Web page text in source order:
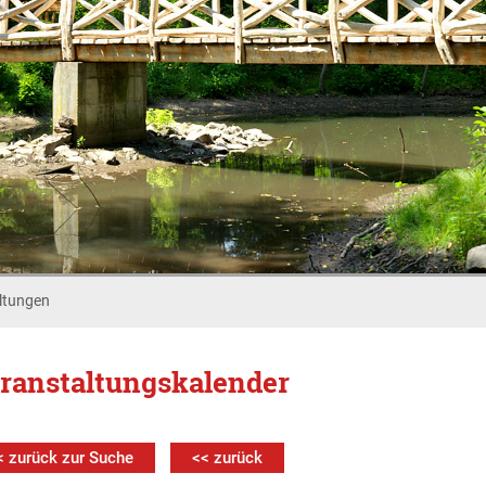
zurück zur Suche << zurück